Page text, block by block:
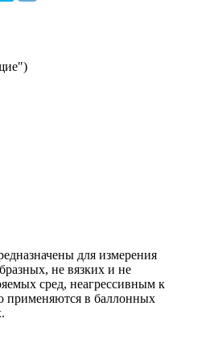
для измерения
не вязких и не
сред, неагрессивным к
в баллонных